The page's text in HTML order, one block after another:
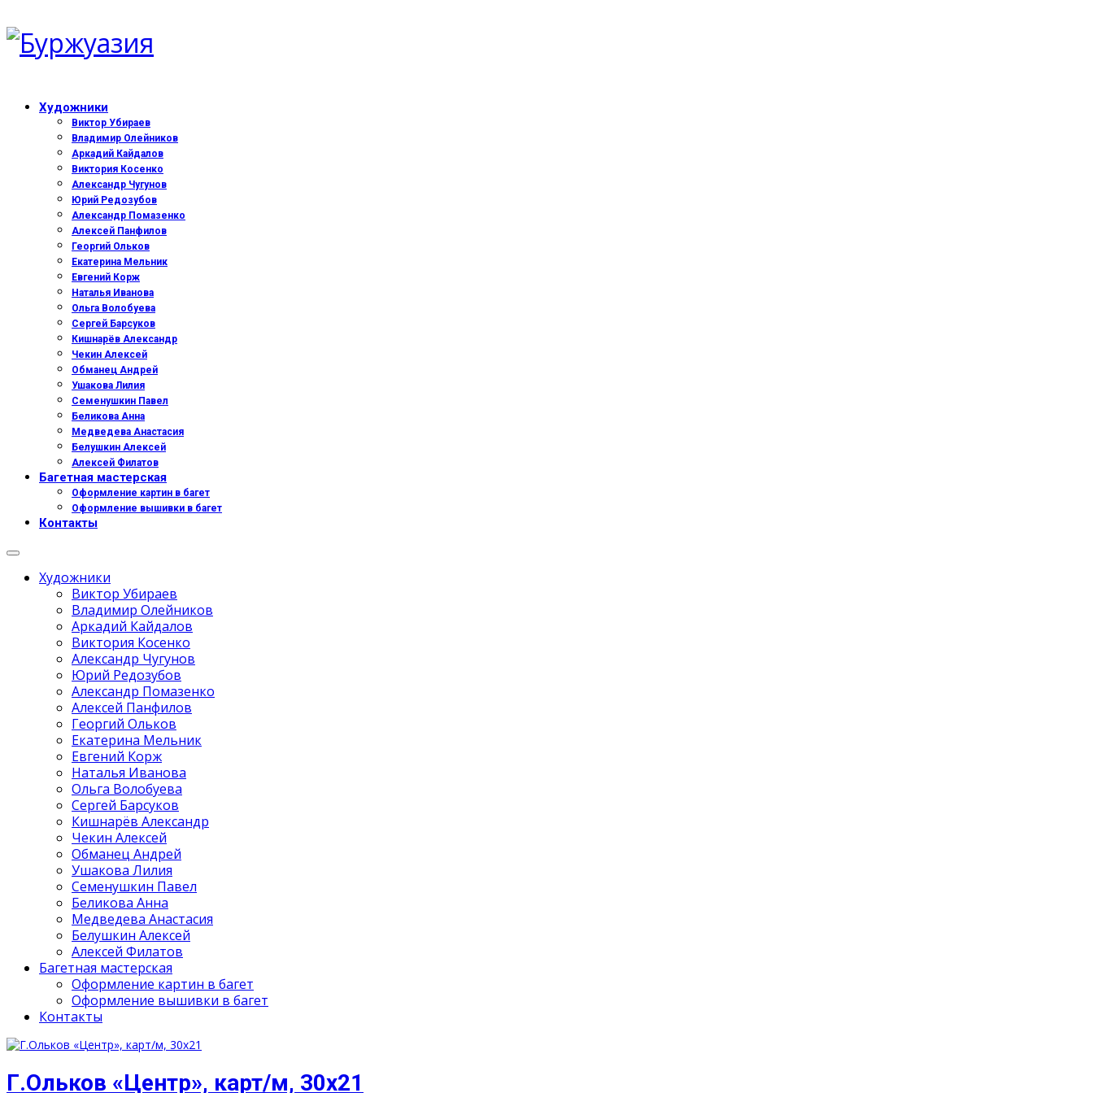
Художники
Виктор Убираев
Владимир Олейников
Аркадий Кайдалов
Виктория Косенко
Александр Чугунов
Юрий Редозубов
Александр Помазенко
Алексей Панфилов
Георгий Ольков
Екатерина Мельник
Евгений Корж
Наталья Иванова
Ольга Волобуева
Сергей Барсуков
Кишнарёв Александр
Чекин Алексей
Обманец Андрей
Ушакова Лилия
Семенушкин Павел
Беликова Анна
Медведева Анастасия
Белушкин Алексей
Алексей Филатов
Багетная мастерская
Оформление картин в багет
Оформление вышивки в багет
Контакты
Художники
Виктор Убираев
Владимир Олейников
Аркадий Кайдалов
Виктория Косенко
Александр Чугунов
Юрий Редозубов
Александр Помазенко
Алексей Панфилов
Георгий Ольков
Екатерина Мельник
Евгений Корж
Наталья Иванова
Ольга Волобуева
Сергей Барсуков
Кишнарёв Александр
Чекин Алексей
Обманец Андрей
Ушакова Лилия
Семенушкин Павел
Беликова Анна
Медведева Анастасия
Белушкин Алексей
Алексей Филатов
Багетная мастерская
Оформление картин в багет
Оформление вышивки в багет
Контакты
Г.Ольков «Центр», карт/м, 30х21